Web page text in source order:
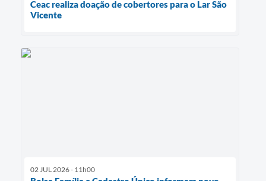
Ceac realiza doação de cobertores para o Lar São
Vicente
02 JUL 2026 - 11h00